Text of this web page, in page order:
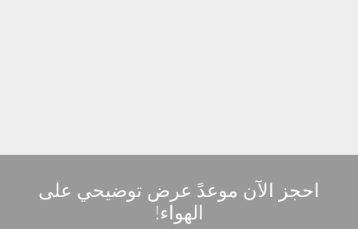
احجز الآن موعدً عرض توضيحي على
الهواء!